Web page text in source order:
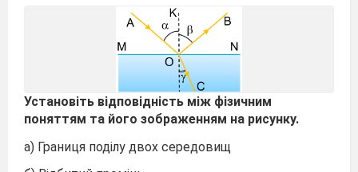
Установіть відповідність між фізичним
поняттям та його зображенням на рисунку.
а) Границя поділу двох середовищ